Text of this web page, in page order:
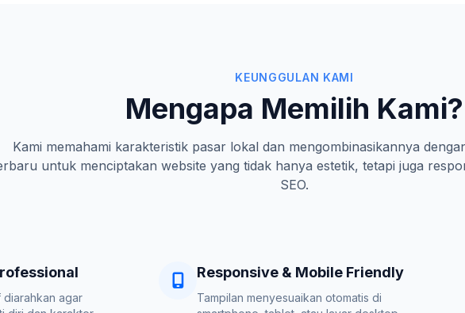
KEUNGGULAN KAMI
Mengapa Memilih Kami?
Kami memahami karakteristik pasar lokal dan mengombinasikannya
untuk menciptakan website yang tidak hanya estetik, tetapi juga
SEO.
diarahkan agar
Responsive & Mobile Friendly
Tampilan menyesuaikan otomatis di